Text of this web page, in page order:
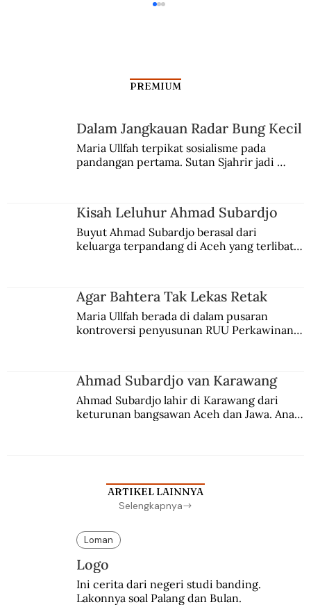
Kekerasan Seksual dalam Kerusuhan
PREMIUM
Dalam Jangkauan Radar Bung Kecil
Maria Ullfah terpikat sosialisme pada
pandangan pertama. Sutan Sjahrir jadi
Kisah Leluhur Ahmad Subardjo
Buyut Ahmad Subardjo berasal dari
keluarga terpandang di Aceh yang terlibat
agama Islam. Anaknya mengikuti jejaknya.
Agar Bahtera Tak Lekas Retak
Maria Ullfah berada di dalam pusaran
kontroversi penyusunan RUU Perkawinan.
Ahmad Subardjo van Karawang
Ahmad Subardjo lahir di Karawang dari
keturunan bangsawan Aceh dan Jawa. Anak
ARTIKEL LAINNYA
Selengkapnya
Loman
Logo
Ini cerita dari negeri studi banding.
Lakonnya soal Palang dan Bulan.